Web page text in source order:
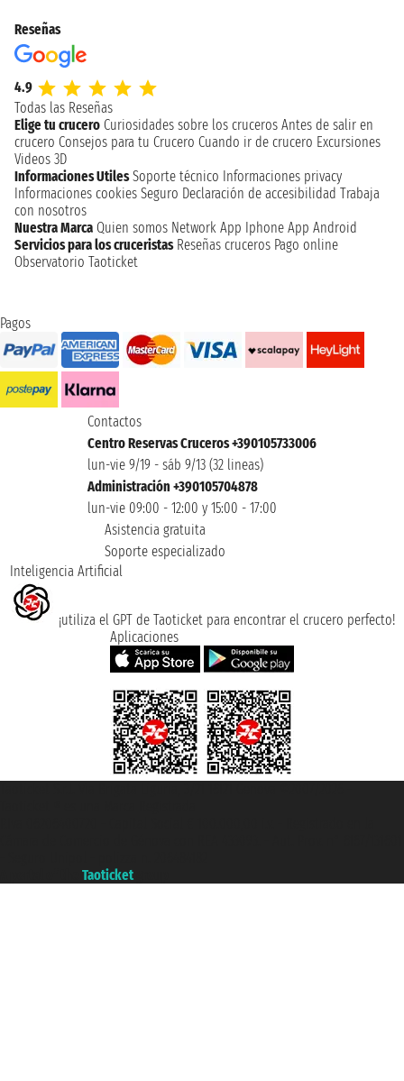
Reseñas
4.9
Todas las Reseñas
Elige tu crucero Curiosidades sobre los cruceros Antes de salir en
crucero Consejos para tu Crucero Cuando ir de crucero Excursiones
Videos 3D
Informaciones Utiles Soporte técnico Informaciones privacy
Informaciones cookies Seguro Declaración de accesibilidad Trabaja
con nosotros
Nuestra Marca Quien somos Network App Iphone App Android
Servicios para los cruceristas Reseñas cruceros Pago online
Observatorio Taoticket
Pagos
Contactos
Centro Reservas Cruceros +390105733006
lun-vie 9/19 - sáb 9/13 (32 lineas)
Administración +390105704878
lun-vie 09:00 - 12:00 y 15:00 - 17:00
Asistencia gratuita
Soporte especializado
Inteligencia Artificial
¡utiliza el GPT de Taoticket para encontrar el crucero perfecto!
Aplicaciones
Taoticket